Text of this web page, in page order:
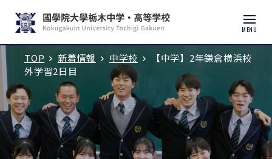
MENU
入試説明会・学校見学
学校紹介
中学校
TOP 新着情報 中学校
【中学】2年鎌倉横浜校
外学習2日目